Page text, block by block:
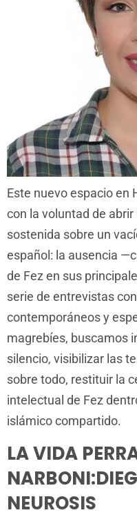
Este nuevo espacio en
con la voluntad de
sostenida sobre un
español: la ausencia
de Fez en sus
serie de entrevistas
contemporáneos y
magrebíes, buscamos
silencio, visibilizar las
sobre todo, restituir la
intelectual de Fez
islámico compartido.
LA VIDA
NEUROSIS